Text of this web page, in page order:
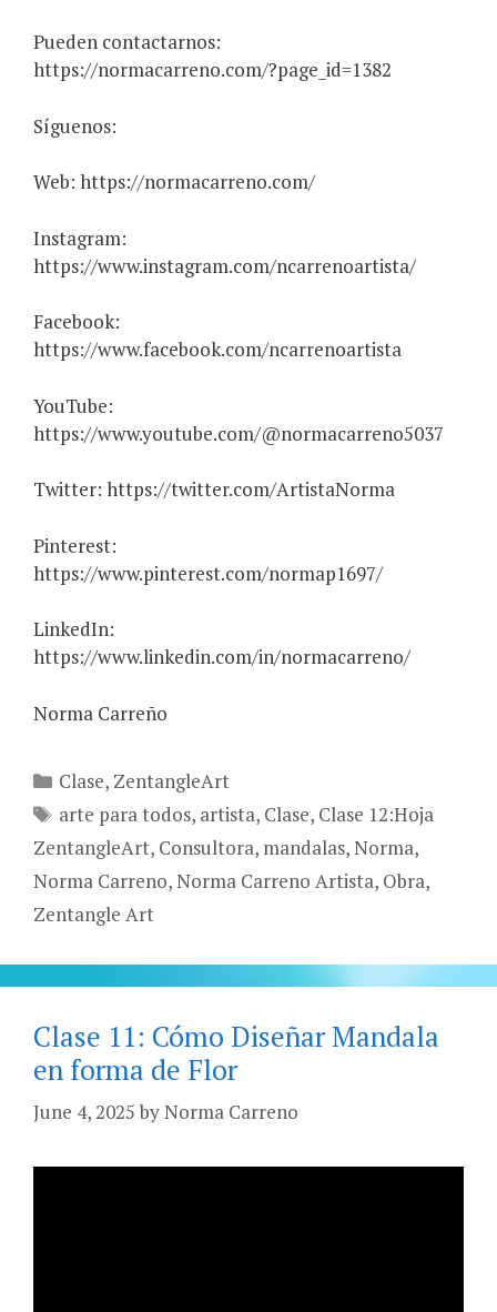
Pueden contactarnos:
https://normacarreno.com/?page_id=1382
Síguenos:
Web: https://normacarreno.com/
Instagram:
https://www.instagram.com/ncarrenoartista/
Facebook:
https://www.facebook.com/ncarrenoartista
YouTube:
https://www.youtube.com/@normacarreno5037
Twitter: https://twitter.com/ArtistaNorma
Pinterest:
https://www.pinterest.com/normap1697/
LinkedIn:
https://www.linkedin.com/in/normacarreno/
Norma Carreño
Categories
Clase, ZentangleArt
Tags
arte para todos, artista, Clase, Clase 12:Hoja
ZentangleArt, Consultora, mandalas,Norma,
Norma Carreno,Norma Carreno Artista, Obra,
Zentangle Art
Clase 11: Cómo Diseñar Mandala
en forma de Flor
June 4, 2025 byNorma Carreno